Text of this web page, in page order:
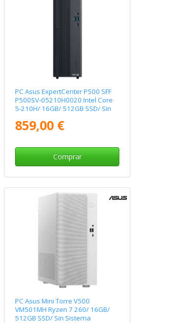
PC Asus ExpertCenter P500 SFF
P500SV-05210H0020 Intel Core
5-210H/ 16GB/ 512GB SSD/ Sin
859,00 €
Comprar
PC Asus Mini Torre V500
VM501MH Ryzen 7 260/ 16GB/
512GB SSD/ Sin Sistema